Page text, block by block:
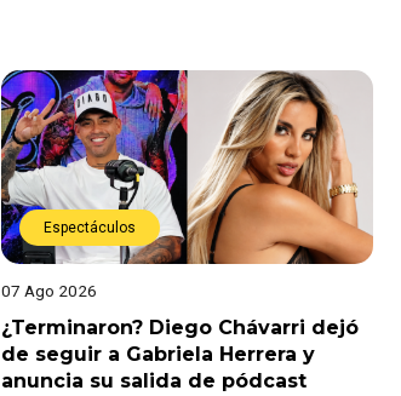
Espectáculos
07 Ago 2026
¿Terminaron? Diego Chávarri dejó
de seguir a Gabriela Herrera y
anuncia su salida de pódcast